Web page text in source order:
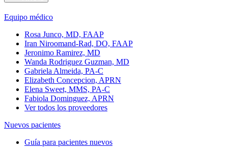
Equipo médico
Rosa Junco, MD, FAAP
Iran Niroomand-Rad, DO, FAAP
Jeronimo Ramirez, MD
Wanda Rodriguez Guzman, MD
Gabriela Almeida, PA-C
Elizabeth Concepcion, APRN
Elena Sweet, MMS, PA-C
Fabiola Dominguez, APRN
Ver todos los proveedores
Nuevos pacientes
Guía para pacientes nuevos